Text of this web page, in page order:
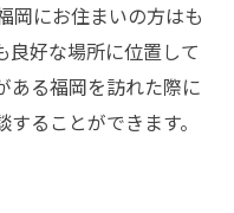
岡にお住まいの方はも
良好な場所に位置して
ある福岡を訪れた際に
ることができます。